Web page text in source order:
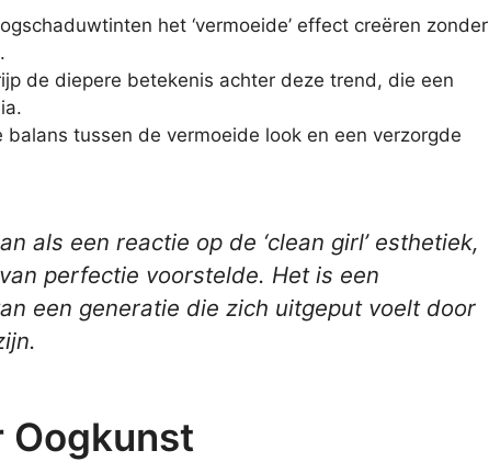
het ‘vermoeide’ effect creëren zonder
de diepere betekenis achter deze trend, die een
tussen de vermoeide look en een verzorgde
als een reactie op de ‘clean girl’ esthetiek,
perfectie voorstelde. Het is een
een generatie die zich uitgeput voelt door
Oogkunst